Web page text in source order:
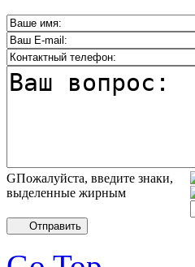
GПожалуйста, введите знаки,
выделенные жирным
Отправить